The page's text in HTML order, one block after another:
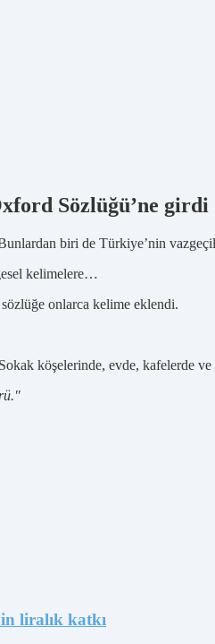
Sözlüğü’ne girdi
biri de Türkiye’nin
kelimelere…
onlarca kelime eklendi.
köşelerinde, evde, kafelerde
liralık katkı